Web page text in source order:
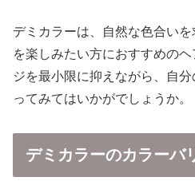
デミカラーは、自然な色合い
を楽しみたい方におすすめの
ジを最小限に抑えながら、自
ってみてはいかがでしょうか。
デミカラーのカラーバ